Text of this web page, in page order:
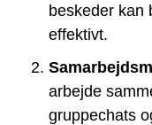
beskeder kan
effektivt.
arbejde
gruppechats